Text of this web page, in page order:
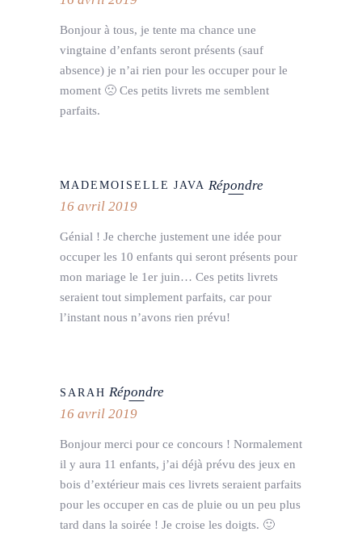
Bonjour à tous, je tente ma chance une
vingtaine d’enfants seront présents (sauf
absence) je n’ai rien pour les occuper pour le
moment 🙁 Ces petits livrets me semblent
parfaits.
MADEMOISELLE JAVA Répondre
16 avril 2019
Génial ! Je cherche justement une idée pour
occuper les 10 enfants qui seront présents pour
mon mariage le 1er juin… Ces petits livrets
seraient tout simplement parfaits, car pour
l’instant nous n’avons rien prévu!
SARAH Répondre
16 avril 2019
Bonjour merci pour ce concours ! Normalement
il y aura 11 enfants, j’ai déjà prévu des jeux en
bois d’extérieur mais ces livrets seraient parfaits
pour les occuper en cas de pluie ou un peu plus
tard dans la soirée ! Je croise les doigts. 🙂